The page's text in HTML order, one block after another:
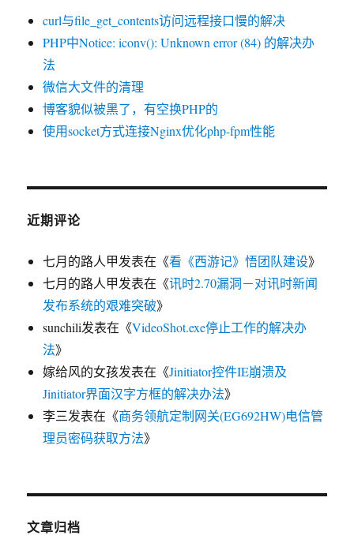
会
话
curl与file_get_contents访问远程接口慢的解决
PHP中Notice: iconv(): Unknown error (84) 的解决办
法
微信大文件的清理
博客貌似被黑了，有空换PHP的
使用socket方式连接Nginx优化php-fpm性能
近期评论
七月的路人甲发表在《看《西游记》悟团队建设》
七月的路人甲发表在《讯时2.70漏洞－对讯时新闻
发布系统的艰难突破》
sunchili发表在《VideoShot.exe停止工作的解决办
法》
嫁给风的女孩发表在《Jinitiator控件IE崩溃及
Jinitiator界面汉字方框的解决办法》
李三发表在《商务领航定制网关(EG692HW)电信管
理员密码获取方法》
文章归档